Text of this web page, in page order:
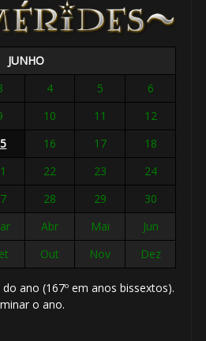
JUNHO
4 5
6
10 11
12
16 17
18
22 23
24
28 29
30
Abr Mai
Jun
Out Nov Dez
ano (167º em anos bissextos).
o ano.